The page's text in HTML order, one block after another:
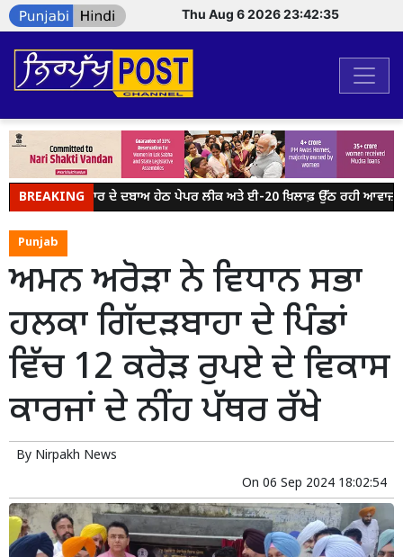
Thu Aug 6 2026 23:42:35
BREAKING
ਮੋਦੀ ਸਰਕਾਰ ਦੇ ਦਬਾਅ ਹੇਠ ਪੇਪਰ ਲੀਕ ਅਤੇ ਈ-20 ਖ਼ਿਲਾਫ਼ ਉੱਠ ਰਹੀ ਆਵਾਜ਼ ਨੂੰ
Punjab
ਅਮਨ ਅਰੋੜਾ ਨੇ ਵਿਧਾਨ ਸਭਾ
ਹਲਕਾ ਗਿੱਦੜਬਾਹਾ ਦੇ ਪਿੰਡਾਂ
ਵਿੱਚ 12 ਕਰੋੜ ਰੁਪਏ ਦੇ ਵਿਕਾਸ
ਕਾਰਜਾਂ ਦੇ ਨੀਂਹ ਪੱਥਰ ਰੱਖੇ
By Nirpakh News
On 06 Sep 2024 18:02:54